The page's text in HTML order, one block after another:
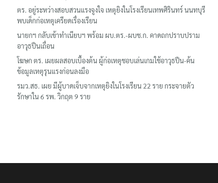
ตร. อยู่ระหว่างสอบสวนแรงจูงใจ เหตุยิงในโรงเรียนเทพศิรินทร์ นนทบุรี
พบเด็กก่อเหตุเครียดเรื่องเรียน
นายกฯ กลับเข้าทำเนียบฯ พร้อม ผบ.ตร.-ผบช.ก. คาดถกปราบปราม
อาวุธปืนเถื่อน
โฆษก ตร. เผยผลสอบเบื้องต้น ผู้ก่อเหตุชอบเล่นเกมใช้อาวุธปืน-ค้น
ข้อมูลเหตุรุนแรงก่อนลงมือ
รมว.สธ. เผย มีผู้บาดเจ็บจากเหตุยิงในโรงเรียน 22 ราย กระจายตัว
รักษาใน 6 รพ. วิกฤต 9 ราย